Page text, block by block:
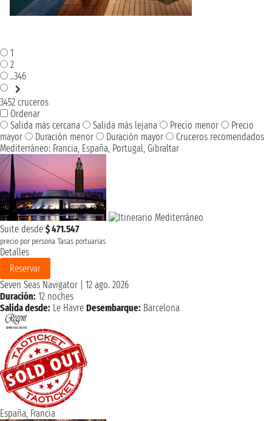
1
2
..346
3452 cruceros
Ordenar
Salida más cercana
Salida más lejana Precio menor
Precio
mayor
Duración menor Duración mayor
Cruceros recomendados
Mediterráneo: Francia, España, Portugal, Gibraltar
Suite desde $ 471.547
precio por persona Tasas portuarias
Detalles
Reservar
Seven Seas Navigator
12 ago. 2026
Duración: 12 noches
Salida desde: Le Havre Desembarque: Barcelona
España, Francia